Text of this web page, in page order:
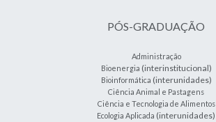
PÓS-GRADUAÇÃO
Administração
Bioenergia (interinstitucional)
Bioinformática (interunidades)
Ciência Animal e Pastagens
Ciência e Tecnologia de Alimentos
Ecologia Aplicada (interunidades)